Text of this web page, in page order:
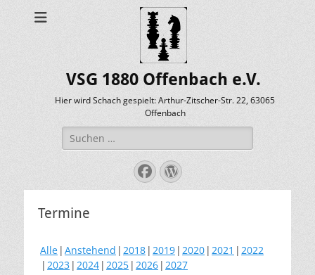
VSG 1880 Offenbach e.V.
Hier wird Schach gespielt: Arthur-Zitscher-Str. 22, 63065
Offenbach
Suche
nach:
Facebook
WordPress
Termine
Alle Anstehend 2018 2019 2020 2021
2022
2023 2024 2025 2026 2027